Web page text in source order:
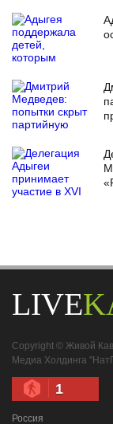
LIVE
Copyright © Живой
Медиа Холдинга
1
Россия